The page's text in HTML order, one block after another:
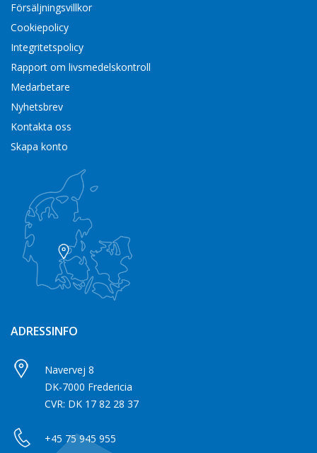
Försäljningsvillkor
Cookiepolicy
Integritetspolicy
Rapport om livsmedelskontroll
Medarbetare
Nyhetsbrev
Kontakta oss
Skapa konto
ADRESSINFO
Navervej 8
DK-7000 Fredericia
CVR: DK 17 82 28 37
+45 75 945 955